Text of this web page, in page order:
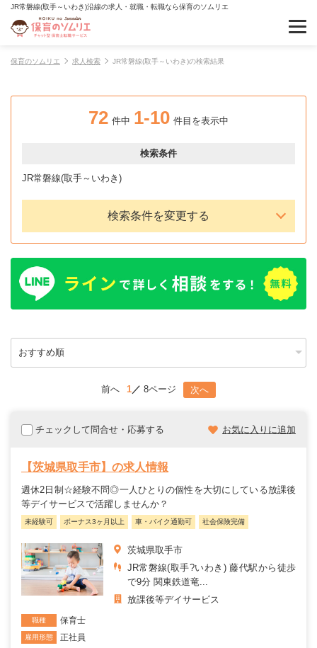
JR常磐線(取手～いわき)沿線の求人・就職・転職なら保育のソムリエ
保育のソムリエ 求人検索 JR常磐線(取手～いわき)の検索結果
72 件中 1-10 件目を表示中
検索条件
JR常磐線(取手～いわき)
検索条件を変更する
前へ 1 8ページ 次へ
チェックして問合せ・応募する お気に入りに追加
【茨城県取手市】の求人情報
週休2日制☆経験不問◎一人ひとりの個性を大切にしている放課後
等デイサービスで活躍しませんか？
未経験可 ボーナス3ヶ月以上 車・バイク通勤可 社会保険完備
茨城県取手市
JR常磐線(取手?いわき) 藤代駅から徒歩
で9分 関東鉄道竜...
放課後等デイサービス
職種 保育士
雇用形態 正社員